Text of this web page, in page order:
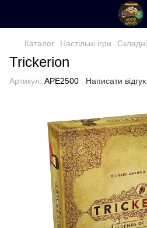
Каталог Настільні ігри Складні
Trickerion
Артикул: APE2500 Написати відгук